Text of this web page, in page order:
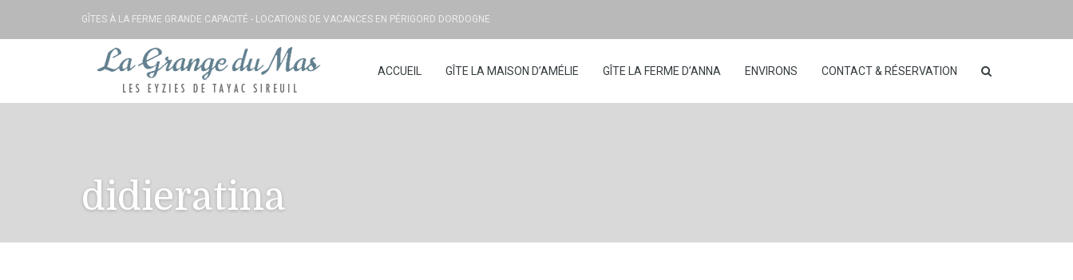
GÎTES À LA FERME GRANDE CAPACITÉ - LOCATIONS DE VACANCES EN PÉRIGORD DORDOGNE
ACCUEIL GÎTE LA MAISON D’AMÉLIE GÎTE LA FERME D’ANNA ENVIRONS CONTACT & RÉSERVATION
didieratina